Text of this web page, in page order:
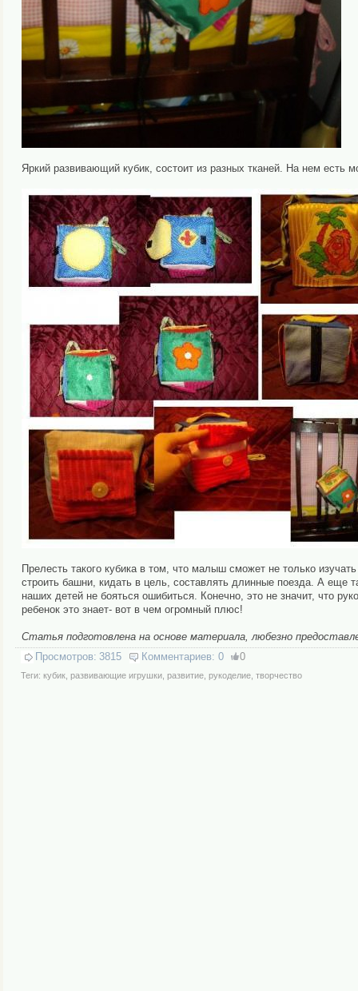
Яркий развивающий кубик, состоит из разных тканей. На нем есть
Прелесть такого кубика в том, что малыш сможет не только
строить башни, кидать в цель, составлять длинные поезда. А еще
наших детей не бояться ошибиться. Конечно, это не значит, что
ребенок это знает- вот в чем огромный плюс!
Статья подготовлена на основе материала, любезно
Просмотров: 3815 Комментариев: 0 0
Теги: кубик, развивающие игрушки, развитие, рукоделие, творчество